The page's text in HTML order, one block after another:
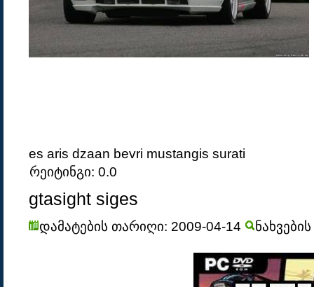
es aris dzaan bevri mustangis surati
რეიტინგი: 0.0
gtasight siges
დამატების თარიღი: 2009-04-14